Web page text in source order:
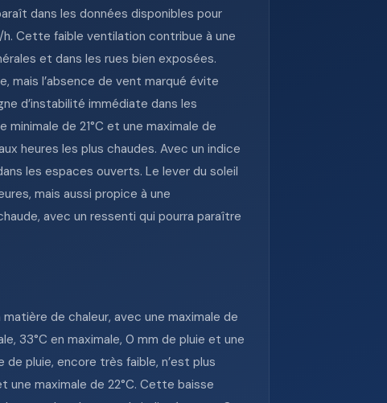
dans les données disponibles pour
Cette faible ventilation contribue à une
et dans les rues bien exposées.
mais l’absence de vent marqué évite
d’instabilité immédiate dans les
de 21°C et une maximale de
heures les plus chaudes. Avec un indice
les espaces ouverts. Le lever du soleil
mais aussi propice à une
avec un ressenti qui pourra paraître
de chaleur, avec une maximale de
33°C en maximale, 0 mm de pluie et une
pluie, encore très faible, n’est plus
une maximale de 22°C. Cette baisse